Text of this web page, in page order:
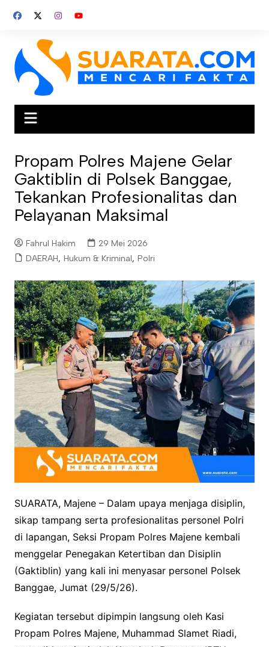
Propam Polres Majene Gelar
Gaktiblin di Polsek Banggae,
Tekankan Profesionalitas dan
Pelayanan Maksimal
Fahrul Hakim
29 Mei 2026
DAERAH, Hukum & Kriminal, Polri
SUARATA, Majene – Dalam upaya menjaga disiplin,
sikap tampang serta profesionalitas personel Polri
di lapangan, Seksi Propam Polres Majene kembali
menggelar Penegakan Ketertiban dan Disiplin
(Gaktiblin) yang kali ini menyasar personel Polsek
Banggae, Jumat (29/5/26).
Kegiatan tersebut dipimpin langsung oleh Kasi
Propam Polres Majene, Muhammad Slamet Riadi,